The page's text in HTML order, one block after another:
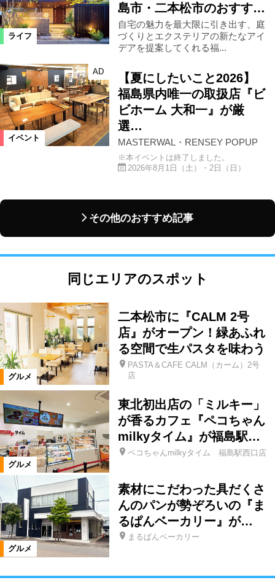
ライフ
島市・二本松市のおすす…
自宅の魅力を最大限に引き出す、庭
づくりとエクステリアの新たなアイ
デアを提案してくれる福...
イベント
AD
【夏にしたいこと2026】
福島県内唯一の取扱店『ビ
ビホーム 大和一』が厳
選…
MASTERWAL・RENSEY POPUP
※本イベントは終了しました。
2026年8月1日（土）・2日（日）
その他のおすすめ記事
同じエリアのスポット
グルメ
二本松市に『CALM 2号
店』がオープン！緑あふれ
る空間で生パスタを味わう
PASTA＆CAFE CALM（カーム）2号
店
グルメ
東北初出店の「ミルキー」
が香るカフェ『ペコちゃん
milkyタイム』が福島駅…
ペコちゃんmilkyタイム 福島駅西口店
グルメ
素材にこだわった具だくさ
んのパンが勢ぞろいの『ま
るぱんベーカリー』が…
まるぱんベーカリー